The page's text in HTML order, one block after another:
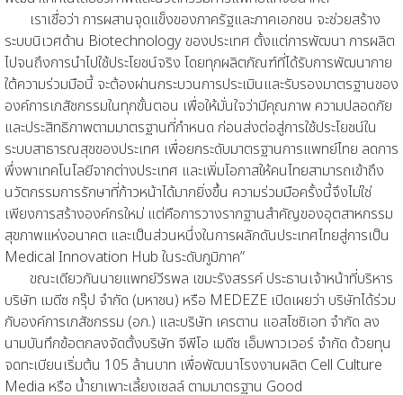
เราเชื่อว่า การผสานจุดแข็งของภาครัฐและภาคเอกชน จะช่วยสร้าง
ระบบนิเวศด้าน Biotechnology ของประเทศ ตั้งแต่การพัฒนา การผลิต
ไปจนถึงการนำไปใช้ประโยชน์จริง โดยทุกผลิตภัณฑ์ที่ได้รับการพัฒนาภาย
ใต้ความร่วมมือนี้ จะต้องผ่านกระบวนการประเมินและรับรองมาตรฐานของ
องค์การเภสัชกรรมในทุกขั้นตอน เพื่อให้มั่นใจว่ามีคุณภาพ ความปลอดภัย
และประสิทธิภาพตามมาตรฐานที่กำหนด ก่อนส่งต่อสู่การใช้ประโยชน์ใน
ระบบสาธารณสุขของประเทศ เพื่อยกระดับมาตรฐานการแพทย์ไทย ลดการ
พึ่งพาเทคโนโลยีจากต่างประเทศ และเพิ่มโอกาสให้คนไทยสามารถเข้าถึง
นวัตกรรมการรักษาที่ก้าวหน้าได้มากยิ่งขึ้น ความร่วมมือครั้งนี้จึงไม่ใช่
เพียงการสร้างองค์กรใหม่ แต่คือการวางรากฐานสำคัญของอุตสาหกรรม
สุขภาพแห่งอนาคต และเป็นส่วนหนึ่งในการผลักดันประเทศไทยสู่การเป็น
Medical Innovation Hub ในระดับภูมิภาค”
ขณะเดียวกันนายแพทย์วีรพล เขมะรังสรรค์ ประธานเจ้าหน้าที่บริหาร
บริษัท เมดีซ กรุ๊ป จำกัด (มหาชน) หรือ MEDEZE เปิดเผยว่า บริษัทได้ร่วม
กับองค์การเภสัชกรรม (อภ.) และบริษัท เครตาน แอสโซซิเอท จำกัด ลง
นามบันทึกข้อตกลงจัดตั้งบริษัท จีพีโอ เมดีซ เอ็มพาวเวอร์ จำกัด ด้วยทุน
จดทะเบียนเริ่มต้น 105 ล้านบาท เพื่อพัฒนาโรงงานผลิต Cell Culture
Media หรือ น้ำยาเพาะเลี้ยงเซลล์ ตามมาตรฐาน Good